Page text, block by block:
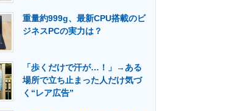
建設×テクノロジーの最前線
重量約999g、最新CPU搭載のビ
ジネスPCの実力は？
「歩くだけで汗が…！」→ある
場所で立ち止まった人だけ気づ
く“レア広告”